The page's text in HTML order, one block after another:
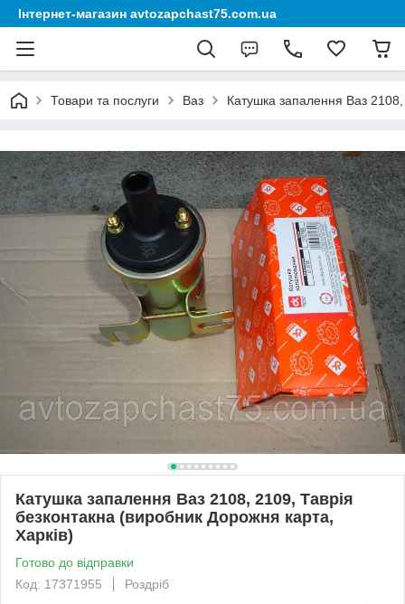
Інтернет-магазин avtozapchast75.com.ua
Товари та послуги Ваз Катушка запалення Ваз
Катушка запалення Ваз 2108, 2109, Таврія
безконтакна (виробник Дорожня карта,
Харків)
Готово до відправки
Код: 17371955
Роздріб